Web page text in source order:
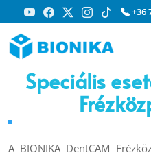
+36
Speciális
A BIONIKA DentCAM